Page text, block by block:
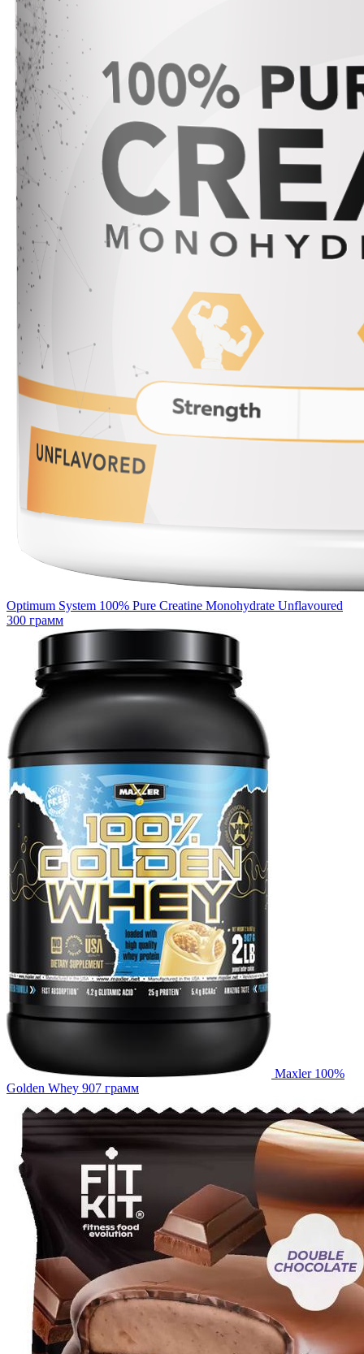
Optimum System 100% Pure Creatine Monohydrate Unflavoured
300 грамм
Maxler 100%
Golden Whey 907 грамм